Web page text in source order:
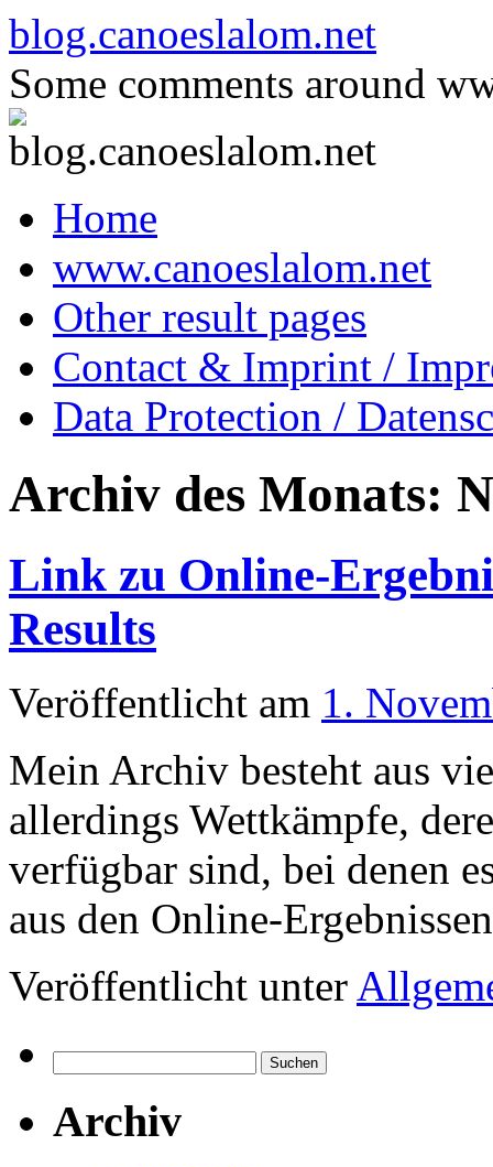
Zum
Inhalt
springen
blog.canoeslalom.net
Some comments around
Home
www.canoeslalom.net
Other result pages
Contact & Imprint /
Data Protection /
Archiv des Monats:
Link zu Online-
Results
Veröffentlicht am 1.
Mein Archiv besteht aus
allerdings Wettkämpfe,
verfügbar sind, bei denen
aus den Online-
Veröffentlicht unter
nach:
Archiv